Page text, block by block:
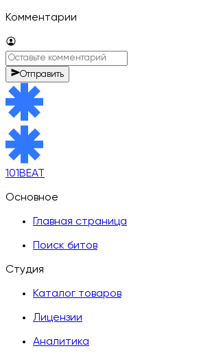
Комментарии
Отправить
101BEAT
Основное
Главная страница
Поиск битов
Студия
Каталог товаров
Лицензии
Аналитика